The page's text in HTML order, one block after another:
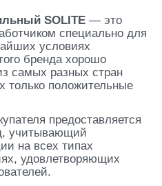
SOLITE — это
специально для
условиях
бренда хорошо
самых разных стран
только положительные
предоставляется
учитывающий
на всех типах
удовлетворяющих